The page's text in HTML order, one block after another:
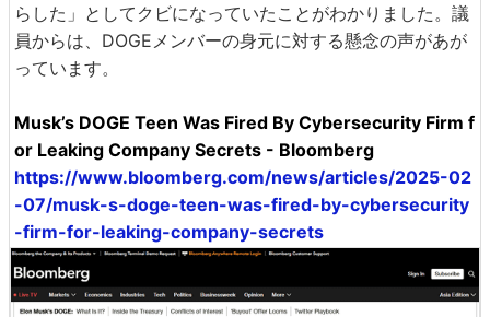
らした」としてクビになっていたことがわかりました。議
員からは、DOGEメンバーの身元に対する懸念の声があが
っています。
Musk’s DOGE Teen Was Fired By Cybersecurity Firm f
or Leaking Company Secrets - Bloomberg
https://www.bloomberg.com/news/articles/2025-02
-07/musk-s-doge-teen-was-fired-by-cybersecurity
-firm-for-leaking-company-secrets